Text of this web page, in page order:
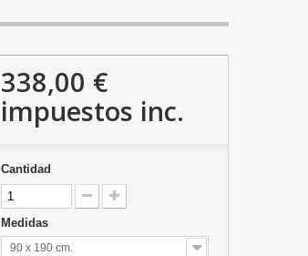
338,00 €
impuestos inc.
Cantidad
Medidas
90 x 190 cm.